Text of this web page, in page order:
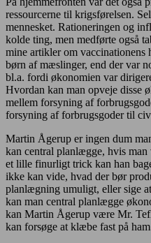
ressourcerne til krigsførelsen.
mennesket. Rationeringen og
kolde ting, men medførte også
mine artikler om vaccinationens
børn af mæslinger, end der var
bl.a. fordi økonomien var
Hvordan kan man opveje disse
mellem forsyning af
forsyning af forbrugsgoder til
Martin Ågerup er ingen dum
kan central planlægge, hvis
et lille finurligt trick kan han
ikke kan vide, hvad der bør
planlægning umuligt, eller sige
kan man central planlægge
kan Martin Ågerup være Mr.
kan forsøge at klæbe fast på